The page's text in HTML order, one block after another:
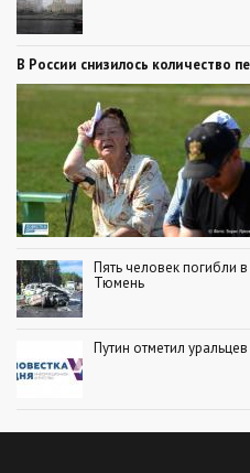
В России снизилось количество
Пять человек погибли
Тюмень
Путин отметил